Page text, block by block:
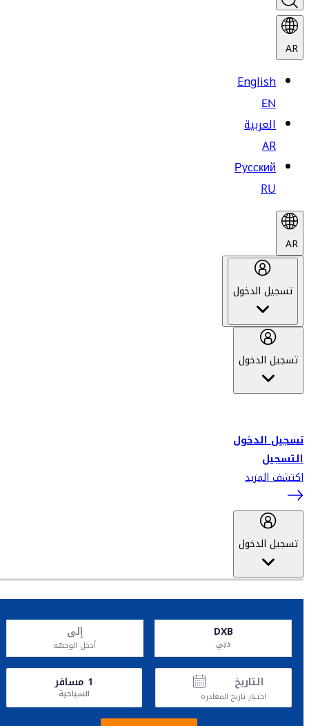
AR
English
EN
العربية
AR
Русский
RU
AR
تسجيل الدخول
تسجيل الدخول
تسجيل الدخول
التسجيل
اكتشف المزيد
تسجيل الدخول
DXB
دبي
إلى
أدخل الوجهة
التاريخ
اختيار تاريخ المغادرة
1 مسافر
السياحية